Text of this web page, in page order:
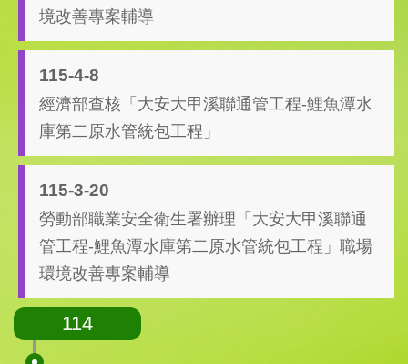
境改善專案輔導
115-4-8
經濟部查核「大安大甲溪聯通管工程-鯉魚潭水
庫第二原水管統包工程」
115-3-20
勞動部職業安全衛生署辦理「大安大甲溪聯通
管工程-鯉魚潭水庫第二原水管統包工程」職場
環境改善專案輔導
114